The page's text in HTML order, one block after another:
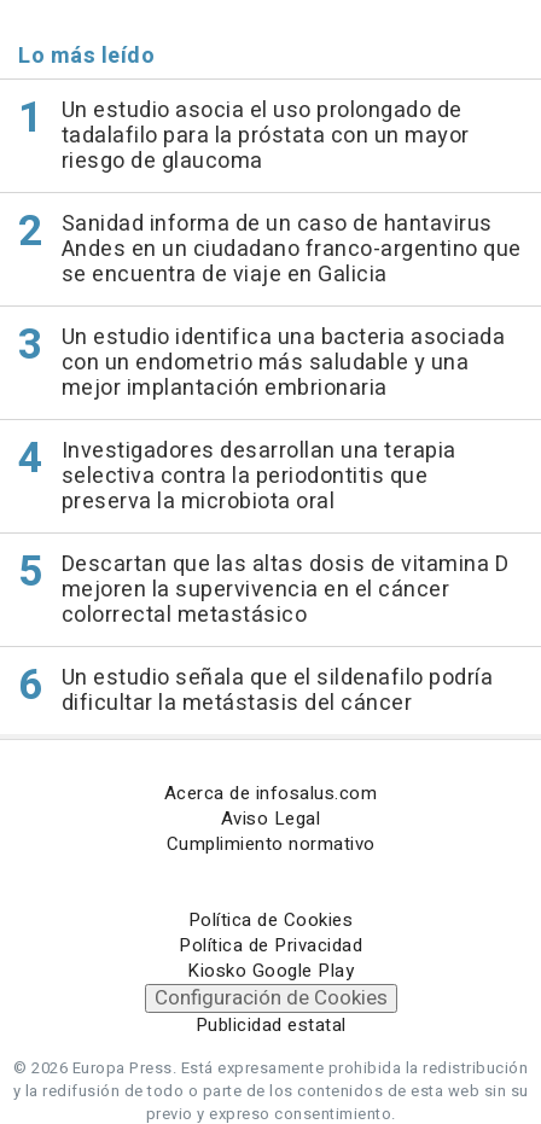
Lo más leído
Un estudio asocia el uso prolongado de
tadalafilo para la próstata con un mayor
riesgo de glaucoma
Sanidad informa de un caso de hantavirus
Andes en un ciudadano franco-argentino que
se encuentra de viaje en Galicia
Un estudio identifica una bacteria asociada
con un endometrio más saludable y una
mejor implantación embrionaria
Investigadores desarrollan una terapia
selectiva contra la periodontitis que
preserva la microbiota oral
Descartan que las altas dosis de vitamina D
mejoren la supervivencia en el cáncer
colorrectal metastásico
Un estudio señala que el sildenafilo podría
dificultar la metástasis del cáncer
Acerca de infosalus.com
Aviso Legal
Cumplimiento normativo
Política de Cookies
Política de Privacidad
Kiosko Google Play
Configuración de Cookies
Publicidad estatal
© 2026 Europa Press. Está expresamente prohibida la redistribución
y la redifusión de todo o parte de los contenidos de esta web sin su
previo y expreso consentimiento.